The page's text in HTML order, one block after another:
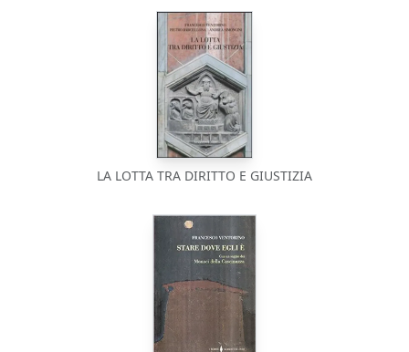
LA LOTTA TRA DIRITTO E GIUSTIZIA